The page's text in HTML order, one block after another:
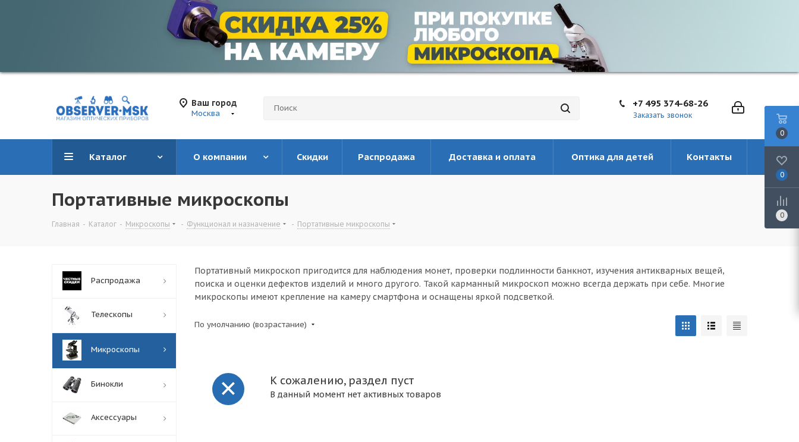
Ваш город
Москва
+7 495 374-68-26
Заказать звонок
Каталог О компании Скидки Распродажа Доставка и оплата Оптика для детей Контакты
Портативные микроскопы
Главная - Каталог - Микроскопы - Функционал и назначение - Портативные микроскопы
Портативный микроскоп пригодится для наблюдения монет, проверки подлинности банкнот, изучения антикварных вещей,
поиска и оценки дефектов изделий и много другого. Такой карманный микроскоп можно всегда держать при себе. Многие
микроскопы имеют крепление на камеру смартфона и оснащены яркой подсветкой.
По умолчанию (возрастание)
К сожалению, раздел пуст
В данный момент нет активных товаров
Распродажа
Телескопы
Микроскопы
Бинокли
Аксессуары
0
0
0